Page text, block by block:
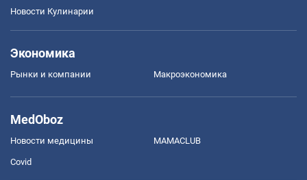
Новости Кулинарии
Экономика
Рынки и компании Mакроэкономика
MedOboz
Новости медицины MAMACLUB
Covid